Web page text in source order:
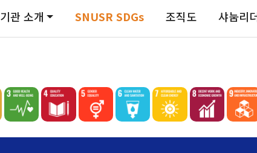
기관 소개 SNUSR SDGs 조직도 샤눔리